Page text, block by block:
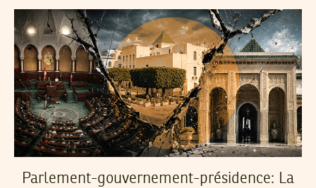
Parlement-gouvernement-présidence: La